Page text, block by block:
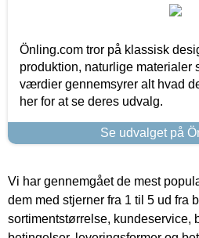
Önling.com tror på klassisk
produktion, naturlige materialer
værdier gennemsyrer alt hvad
her for at se deres udvalg.
Se udvalget på
Vi har gennemgået de mest
dem med stjerner fra 1 til 5 ud fra
sortimentstørrelse, kundeservice,